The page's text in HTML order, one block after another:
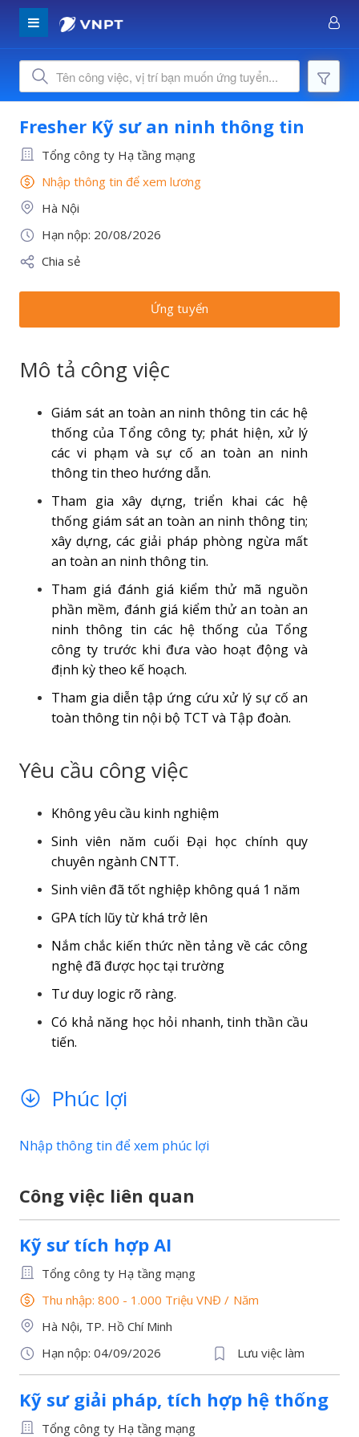
Fresher Kỹ sư an ninh thông tin
Tổng công ty Hạ tầng mạng
Nhập thông tin để xem lương
Hà Nội
Hạn nộp: 20/08/2026
Chia sẻ
Ứng tuyển
Mô tả công việc
Giám sát an toàn an ninh thông tin các hệ
thống của Tổng công ty; phát hiện, xử lý
các vi phạm và sự cố an toàn an ninh
thông tin theo hướng dẫn.
Tham gia xây dựng, triển khai các hệ
thống giám sát an toàn an ninh thông tin;
xây dựng, các giải pháp phòng ngừa mất
an toàn an ninh thông tin.
Tham giá đánh giá kiểm thử mã nguồn
phần mềm, đánh giá kiểm thử an toàn an
ninh thông tin các hệ thống của Tổng
công ty trước khi đưa vào hoạt động và
định kỳ theo kế hoạch.
Tham gia diễn tập ứng cứu xử lý sự cố an
toàn thông tin nội bộ TCT và Tập đoàn.
Yêu cầu công việc
Không yêu cầu kinh nghiệm
Sinh viên năm cuốiĐại học chính quy
chuyên ngành CNTT.
Sinh viên đã tốt nghiệp không quá 1 năm
GPA tích lũy từ khá trở lên
Nắm chắc kiến thức nền tảng về các công
nghệ đã được học tại trường
Tư duy logic rõ ràng.
Có khả năng học hỏi nhanh, tinh thần cầu
tiến.
Phúc lợi
Nhập thông tin để xem phúc lợi
Công việc liên quan
Kỹ sư tích hợp AI
Tổng công ty Hạ tầng mạng
Thu nhập: 800 - 1.000 Triệu VNĐ/ Năm
Hà Nội, TP. Hồ Chí Minh
Hạn nộp: 04/09/2026
Lưu việc làm
Kỹ sư giải pháp, tích hợp hệ thống
Tổng công ty Hạ tầng mạng